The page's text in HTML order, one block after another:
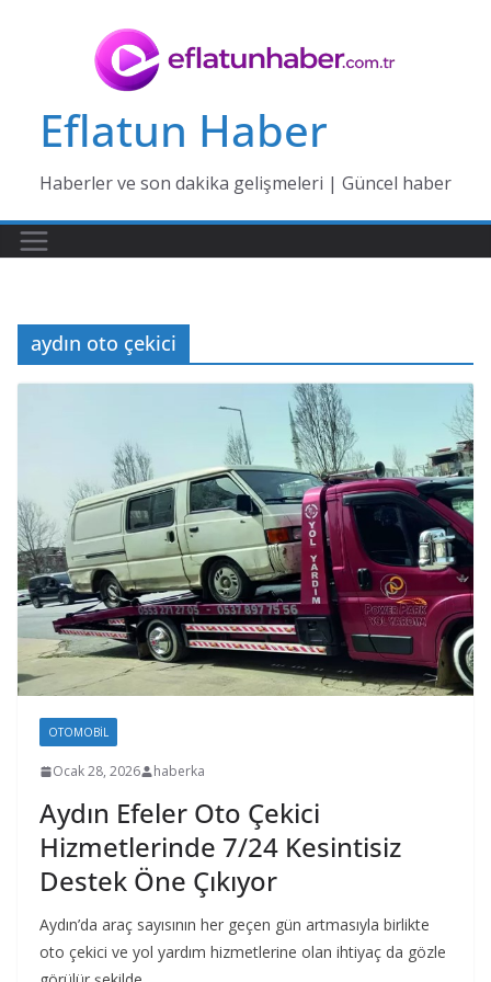
Eflatun Haber
Haberler ve son dakika gelişmeleri | Güncel haber
aydın oto çekici
OTOMOBIL
Ocak 28, 2026 haberka
Aydın Efeler Oto Çekici
Hizmetlerinde 7/24 Kesintisiz
Destek Öne Çıkıyor
Aydın’da araç sayısının her geçen gün artmasıyla birlikte
oto çekici ve yol yardım hizmetlerine olan ihtiyaç da gözle